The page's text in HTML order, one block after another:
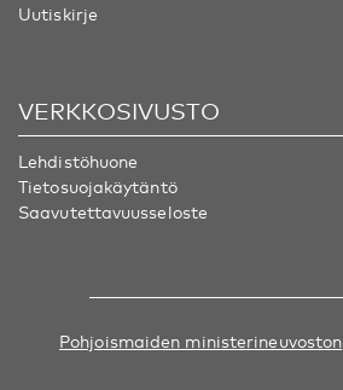
Uutiskirje
VERKKOSIVUSTO
Lehdistöhuone
Tietosuojakäytäntö
Saavutettavuusseloste
Pohjoismaiden ministerineuvoston